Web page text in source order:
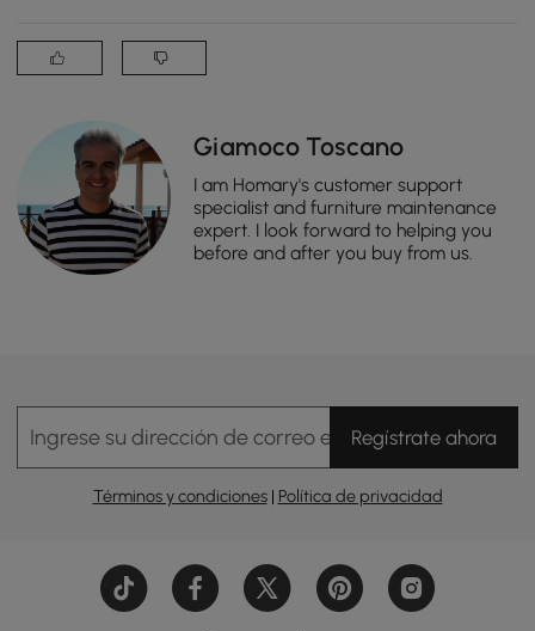
Giamoco Toscano
I am Homary's customer support
specialist and furniture maintenance
expert. I look forward to helping you
before and after you buy from us.
Ingrese su dirección de correo electrónicoRegístrate ahora
Términos y condiciones| Política de privacidad